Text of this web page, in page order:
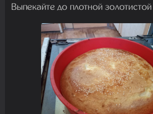
Выпекайте до плотной